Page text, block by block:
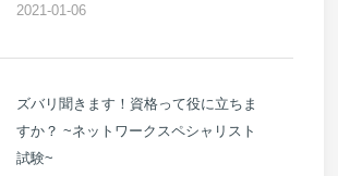
2021-01-06
ズバリ聞きます！資格って役に立ちま
すか？ ~ネットワークスペシャリスト
試験~